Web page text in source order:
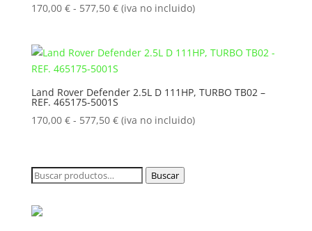
170,00 € - 577,50 €Rango
desde
170,00 €
hasta
577,50 €
(iva no incluido)
Land Rover Defender 2.5L D 111HP, TURBO TB02 –
REF. 465175-5001S
170,00 € - 577,50 €Rango
desde
170,00 €
(iva no incluido)
Buscar
Buscar